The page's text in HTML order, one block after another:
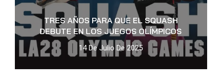
TRES AÑOS PARA QUE EL SQUASH
DEBUTE EN LOS JUEGOS OLÍMPICOS
14 De Julio De 2025